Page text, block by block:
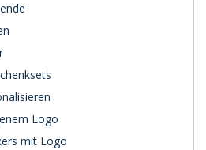
Logo
mit Logo